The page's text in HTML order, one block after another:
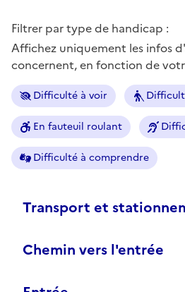
Filtrer par type de handicap :
Affichez uniquement les infos
concernent, en fonction de
Difficulté à voir
En fauteuil roulant
Difficulté à comprendre
Transport et
Chemin vers l'entrée